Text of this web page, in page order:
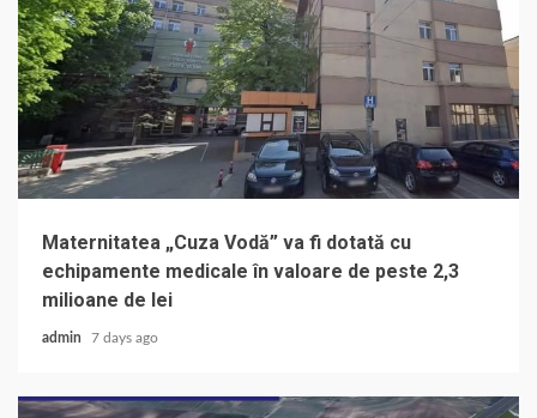
Maternitatea „Cuza Vodă” va fi dotată cu
echipamente medicale în valoare de peste 2,3
milioane de lei
admin 7 days ago